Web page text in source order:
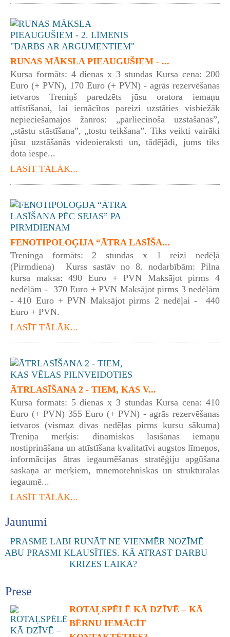
RUNAS MĀKSLA PIEAUGUŠIEM - ...
Kursa formāts: 4 dienas x 3 stundas Kursa cena: 200
Euro (+ PVN), 170 Euro (+ PVN) - agrās rezervēšanas
ietvaros Treniņš paredzēts jūsu oratora iemaņu
attīstīšanai, lai iemācītos pareizi uzstāties visbiežāk
nepieciešamajos žanros: „pārliecinoša uzstāšanās”,
„stāstu stāstīšana”, „tostu teikšana”. Tiks veikti vairāki
jūsu uzstāšanās videoieraksti un, tādējādi, jums tiks
dota iespē...
LASĪT TĀLĀK...
FENOTIPOLOĢIJA “ĀTRA LASĪŠA...
Treninga formāts: 2 stundas x 1 reizi nedēļā
(Pirmdiena) Kurss sastāv no 8. nodarbībām: Pilna
kursa maksa: 490 Euro + PVN Maksājot pirms 4
nedēļām - 370 Euro + PVN Maksājot pirms 3 nedēļām
- 410 Euro + PVN Maksājot pirms 2 nedēļai - 440
Euro + PVN.
LASĪT TĀLĀK...
ĀTRLASĪŠANA 2 - TIEM, KAS V...
Kursa formāts: 5 dienas x 3 stundas Kursa cena: 410
Euro (+ PVN) 355 Euro (+ PVN) - agrās rezervēšanas
ietvaros (vismaz divas nedēļas pirms kursu sākuma)
Treniņa mērķis: dinamiskas lasīšanas iemaņu
nostiprināšana un attīstīšana kvalitatīvi augstos līmeņos,
informācijas ātras iegaumēšanas stratēģiju apgūšana
saskaņā ar mērķiem, mnemotehniskās un strukturālas
iegaumē...
LASĪT TĀLĀK...
Jaunumi
Prese
ROTAĻSPĒLĒ KĀ DZĪVĒ – KĀ
BĒRNU IEMĀCĪT